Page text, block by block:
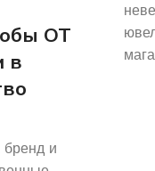
ОТ
в
бренд и